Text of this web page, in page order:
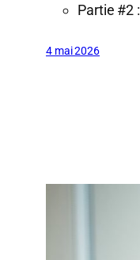
Partie #2 :
4 mai 2026